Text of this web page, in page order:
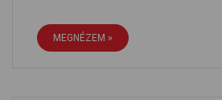
MEGNÉZEM »